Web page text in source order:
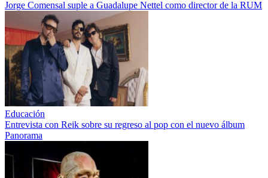
Jorge Comensal suple a Guadalupe Nettel como director de la RUM
Educación
Entrevista con Reik sobre su regreso al pop con el nuevo álbum
Panorama